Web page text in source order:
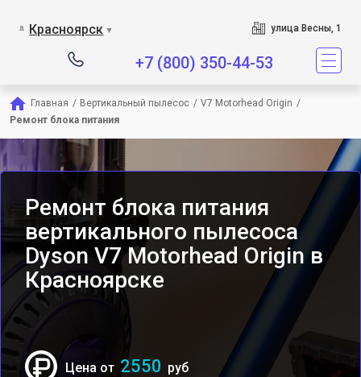
Красноярск ▼ улица Весны, 1
+7 (800) 350-44-53
Главная / Вертикальный пылесос / V7 Motorhead Origin /
Ремонт блока питания
Ремонт блока питания
вертикального пылесоса
Dyson V7 Motorhead Origin в
Красноярске
Цена от 2550 руб